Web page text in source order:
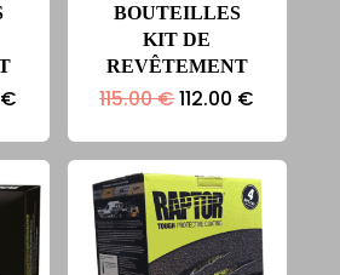
€
actuel
est :
BOUTEILLES
KIT DE
REVÊTEMENT
115.00€Le
initial
était :
115.00 €.
112.00 €
actuel
est :
112.00 €.